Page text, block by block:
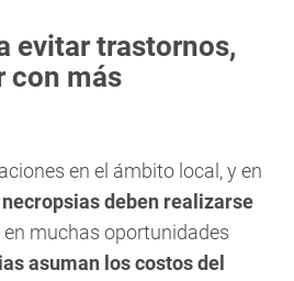
evitar trastornos,
con más
en el ámbito local, y en
necropsias deben realizarse
en muchas oportunidades
asuman los costos del